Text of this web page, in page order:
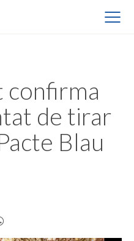
confirma
de tirar
Blau